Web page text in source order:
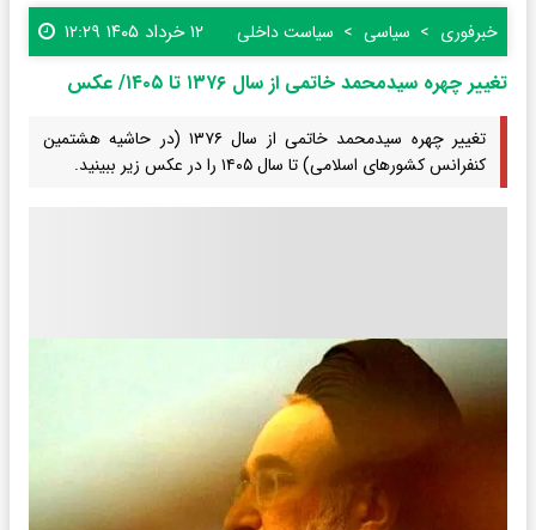
خبرفوری سیاسی سیاست داخلی ۱۲ خرداد ۱۴۰۵ ۱۲:۲۹
تغییر چهره سیدمحمد خاتمی از سال ۱۳۷۶ تا ۱۴۰۵/ عکس
تغییر چهره سیدمحمد خاتمی از سال ۱۳۷۶ (در حاشیه هشتمین
کنفرانس کشورهای اسلامی) تا سال ۱۴۰۵ را در عکس زیر ببینید.